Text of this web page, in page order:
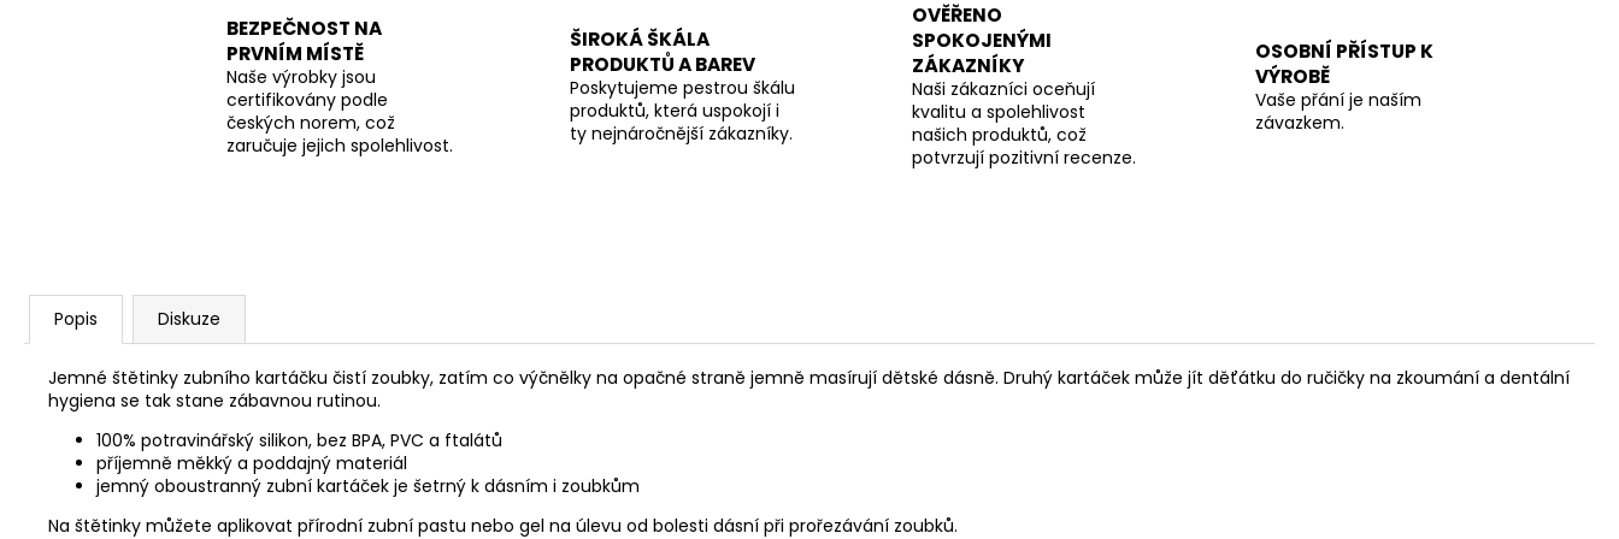
BEZPEČNOST NA
PRVNÍM MÍSTĚ
Naše výrobky jsou
certifikovány podle
českých norem, což
zaručuje jejich spolehlivost.
ŠIROKÁ ŠKÁLA
PRODUKTŮ A BAREV
Poskytujeme pestrou škálu
produktů, která uspokojí i
ty nejnáročnější zákazníky.
OVĚŘENO
SPOKOJENÝMI
ZÁKAZNÍKY
Naši zákazníci oceňují
kvalitu a spolehlivost
našich produktů, což
potvrzují pozitivní recenze.
OSOBNÍ PŘÍSTUP K
VÝROBĚ
Vaše přání je naším
závazkem.
Popis Diskuze
Jemné štětinky zubního kartáčku čistí zoubky, zatím co výčnělky na opačné straně jemně masírují dětské dásně. Druhý kartáček může jít děťátku do ručičky na zkoumání a dentální
hygiena se tak stane zábavnou rutinou.
100% potravinářský silikon, bez BPA, PVC a ftalátů
příjemně měkký a poddajný materiál
jemný oboustranný zubní kartáček je šetrný k dásním i zoubkům
Na štětinky můžete aplikovat přírodní zubní pastu nebo gel na úlevu od bolesti dásní při prořezávání zoubků.